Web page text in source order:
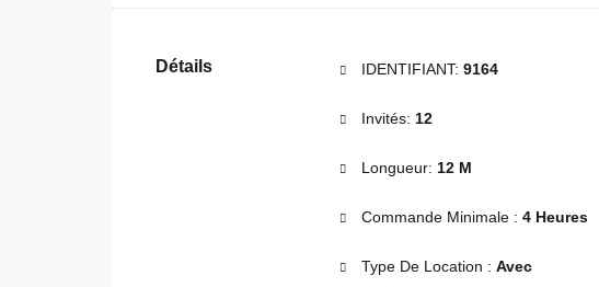
Détails IDENTIFIANT: 9164
Invités: 12
Longueur: 12 M
Commande Minimale : 4 Heures
Type De Location : Avec